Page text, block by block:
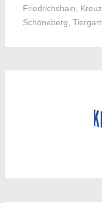
Friedrichshain
Schöneberg